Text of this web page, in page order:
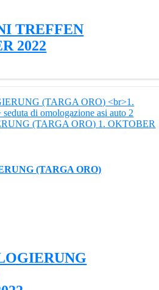
TREFFEN
2022
(TARGA ORO) 1. OKTOBER
(TARGA ORO)